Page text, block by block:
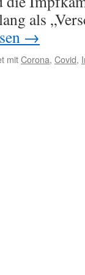
als
→
mitCorona, Covid,